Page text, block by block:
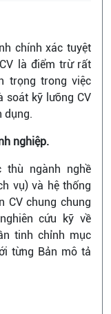
chính xác tuyệt
là điểm trừ rất
trọng trong việc
soát kỹ lưỡng CV
dụng.
nghiệp.
ngành nghề
vụ) và hệ thống
CV chung chung
cứu kỹ về
tinh chỉnh mục
từng Bản mô tả